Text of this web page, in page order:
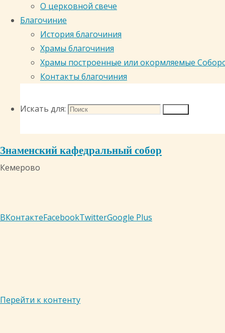
О церковной свече
Благочиние
История благочиния
Храмы благочиния
Храмы построенные или окормляемые
Контакты благочиния
Искать для:
Знаменский кафедральный собор
Кемерово
ВКонтактеFacebookTwitterGoogle Plus
Перейти к контенту